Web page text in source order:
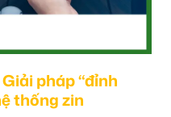
pháp “đỉnh
thống zin